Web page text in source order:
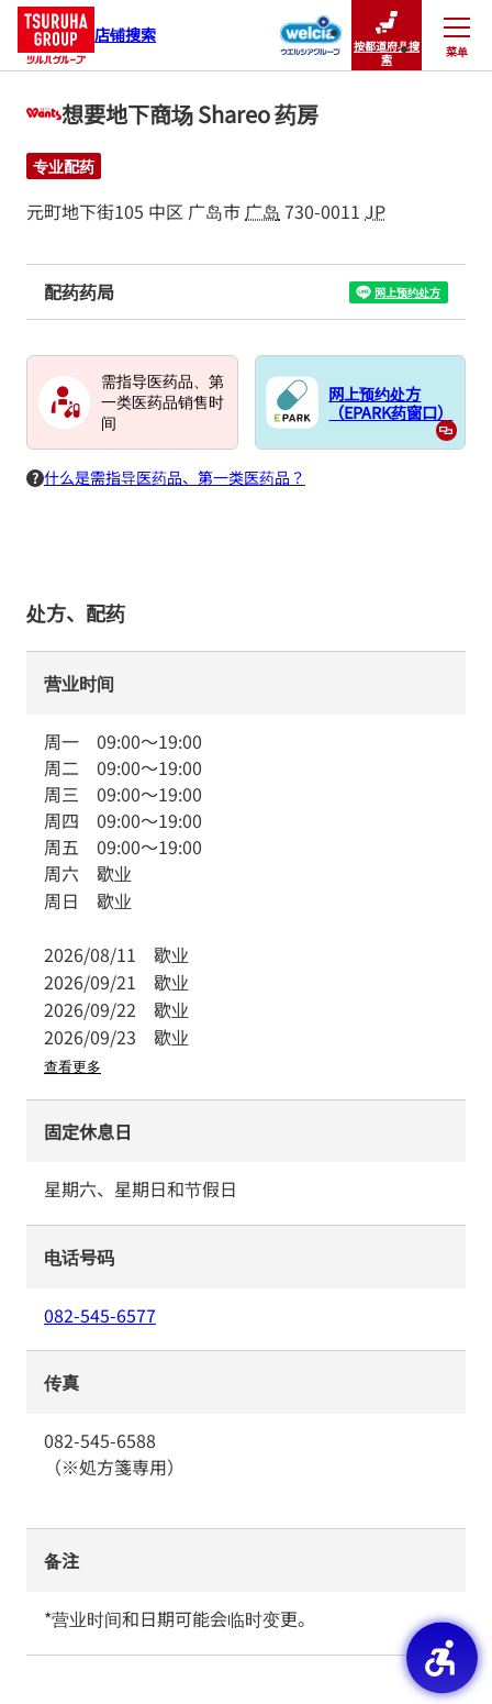
店铺搜索
按都道府县搜
索
菜单
关闭
想要地下商场 Shareo 药房
专业配药
元町地下街105 中区 广岛市 广岛 730-0011 JP
配药药局 网上预约处方
需指导医药品、第
一类医药品销售时
间
网上预约处方
（EPARK药窗口）
什么是需指导医药品、第一类医药品？
处方、配药
营业时间
周一 09:00～19:00
周二 09:00～19:00
周三 09:00～19:00
周四 09:00～19:00
周五 09:00～19:00
周六 歇业
周日 歇业
2026/08/11 歇业
2026/09/21 歇业
2026/09/22 歇业
2026/09/23 歇业
查看更多
固定休息日
星期六、星期日和节假日
电话号码
082-545-6577
传真
082-545-6588
（※処方箋専用）
备注
*营业时间和日期可能会临时变更。